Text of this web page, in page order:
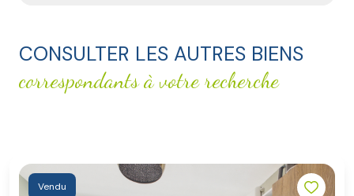
CONSULTER LES AUTRES BIENS
correspondants à votre recherche
Vendu